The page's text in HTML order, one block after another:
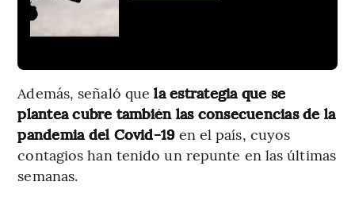
Además, señaló que la estrategia que se
plantea cubre también las consecuencias de la
pandemia del Covid-19en el país, cuyos
contagios han tenido un repunte en las últimas
semanas.